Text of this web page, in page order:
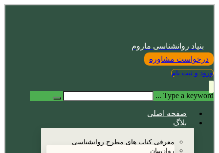
بنیاد روانشناسی ماروم
درخواست مشاوره
ورود و ثبت نام
Type a keyword ...
صفحه اصلی
بلاگ
معرفی کتاب های مطرح روانشناسی
روان‌بیان